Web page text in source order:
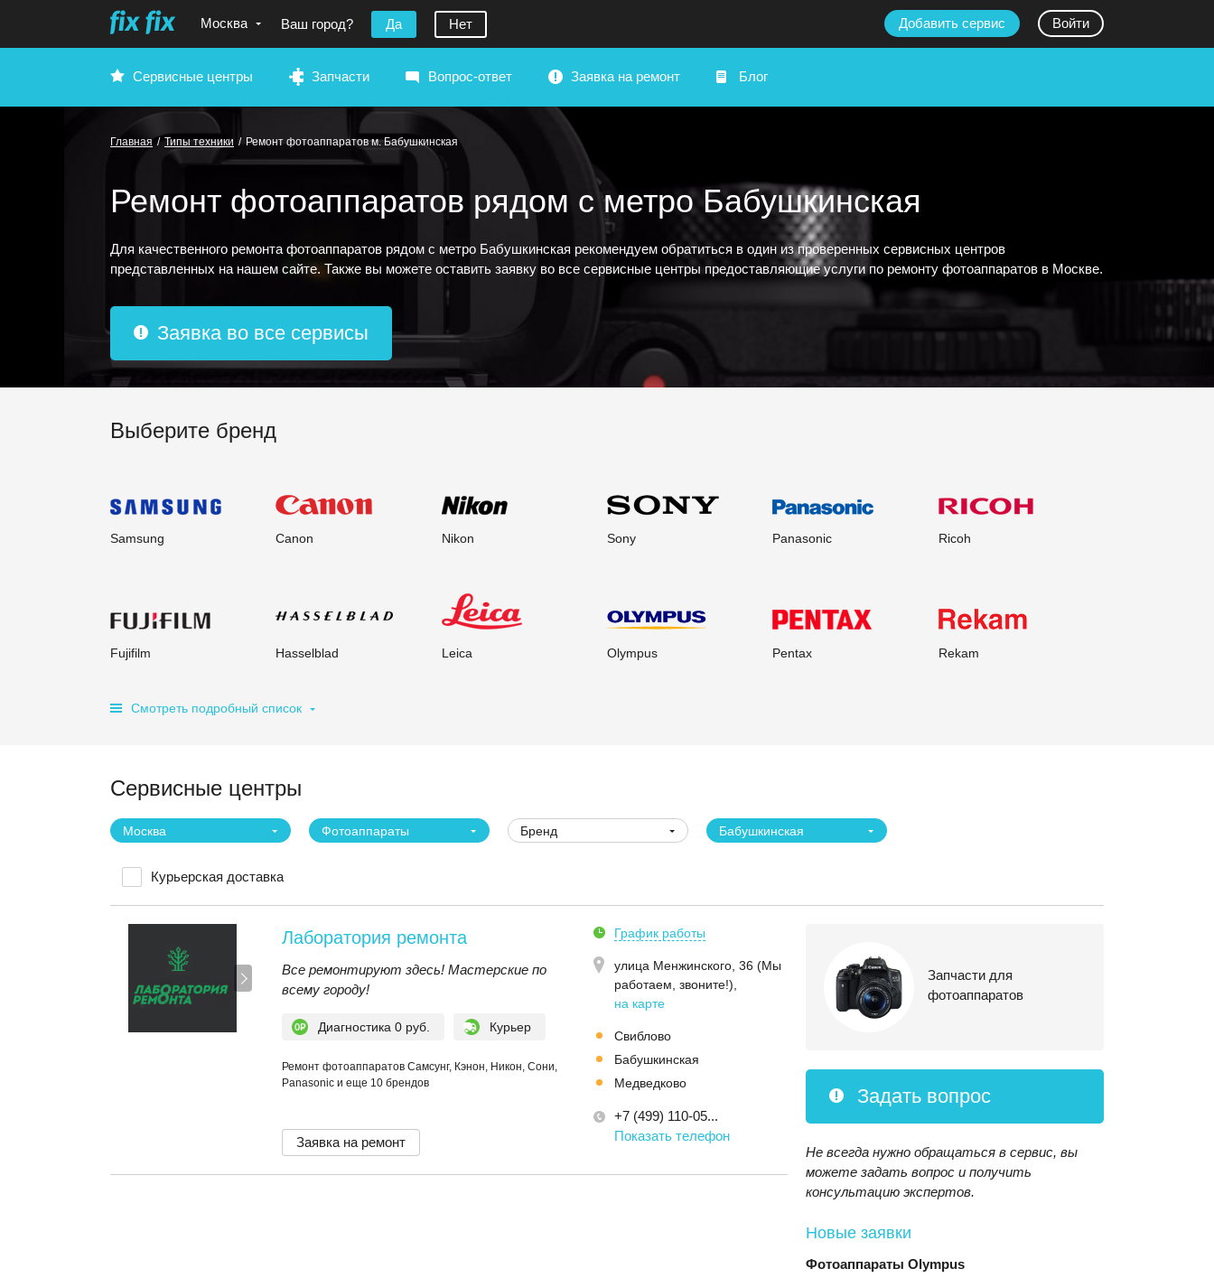
Москва Ваш город? Да Нет Добавить сервис Войти
Сервисные центры Запчасти Вопрос-ответ Заявка на ремонт Блог
Главная / Типы техники / Ремонт фотоаппаратов м. Бабушкинская
Ремонт фотоаппаратов рядом с метро Бабушкинская
Для качественного ремонта фотоаппаратов рядом с метро Бабушкинская рекомендуем обратиться в один из проверенных сервисных центров
представленных на нашем сайте. Также вы можете оставить заявку во все сервисные центры предоставляющие услуги по ремонту фотоаппаратов в Москве.
Заявка во все сервисы
Выберите бренд
Samsung Canon Nikon Sony Panasonic Ricoh
Fujifilm Hasselblad Leica Olympus Pentax Rekam
Смотреть подробный список
Сервисные центры
Москва Фотоаппараты Бренд Бабушкинская
Курьерская доставка
Лаборатория ремонта
Все ремонтируют здесь! Мастерские по
всему городу!
Диагностика 0 руб. Курьер
Ремонт фотоаппаратов Самсунг, Кэнон, Никон, Сони,
Panasonic и еще 10 брендов
График работы
улица Менжинского, 36 (Мы
работаем, звоните!)
на карте
Свиблово
Бабушкинская
Медведково
+7 (499) 110-05...
Показать телефон
Заявка на ремонт
Запчасти для
фотоаппаратов
Задать вопрос
Не всегда нужно обращаться в сервис, вы
можете задать вопрос и получить
консультацию экспертов.
Новые заявки
Фотоаппараты Olympus